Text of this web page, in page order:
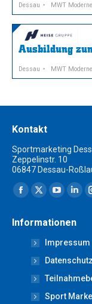
Dessau MWT
Ausbildung
Dessau MWT
Kontakt
Sportmarketing
Zeppelinstr. 10
06847 Dessau-
Finden Sie uns auf:
Facebook
opens
new
window
X
opens
in
new
window
YouTube
opens
in
new
window
in
new
Informationen
Impressum
Sport